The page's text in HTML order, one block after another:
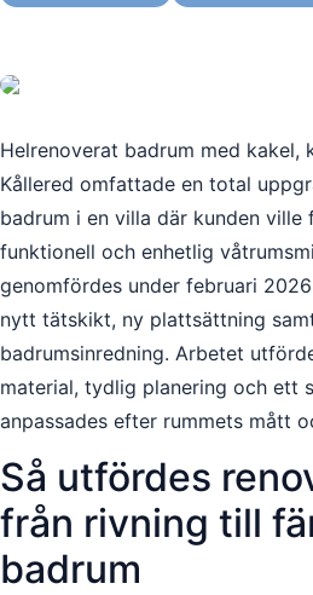
Helrenoverat badrum med kakel,
Kållered omfattade en total
badrum i en villa där kunden ville
funktionell och enhetlig
genomfördes under februari
nytt tätskikt, ny plattsättning
badrumsinredning. Arbetet
material, tydlig planering och ett
anpassades efter rummets mått
Så utfördes
från rivning till
badrum